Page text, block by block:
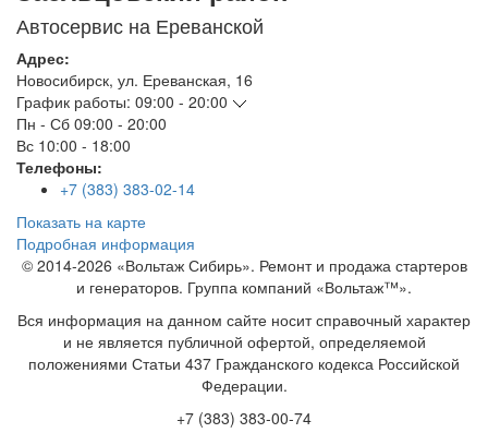
Автосервис на Ереванской
Адрес:
Новосибирск, ул. Ереванская, 16
График работы: 09:00 - 20:00
Пн - Сб 09:00 - 20:00
Вс 10:00 - 18:00
Телефоны:
+7 (383) 383-02-14
Показать на карте
Подробная информация
© 2014-2026 «Вольтаж Сибирь». Ремонт и продажа стартеров
и генераторов. Группа компаний «Вольтаж™».
Вся информация на данном сайте носит справочный характер
и не является публичной офертой, определяемой
положениями Статьи 437 Гражданского кодекса Российской
Федерации.
+7 (383) 383-00-74